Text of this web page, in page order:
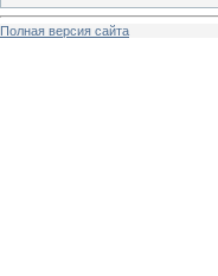
Полная версия сайта